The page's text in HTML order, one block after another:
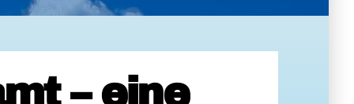
– eine